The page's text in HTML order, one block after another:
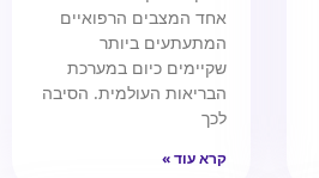
אחד המצבים הרפואיים
המתעתעים ביותר
שקיימים כיום במערכת
הבריאות העולמית. הסיבה
לכך
קרא עוד »